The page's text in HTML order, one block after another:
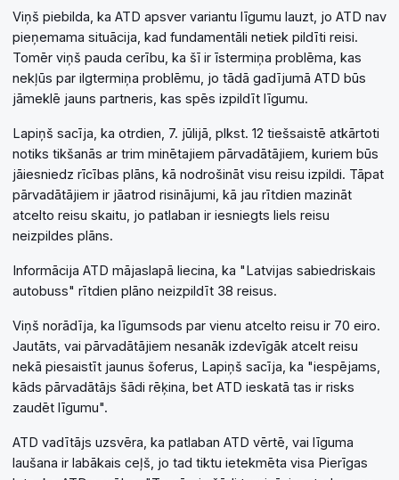
Viņš piebilda, ka ATD apsver variantu līgumu lauzt, jo ATD nav
pieņemama situācija, kad fundamentāli netiek pildīti reisi.
Tomēr viņš pauda cerību, ka šī ir īstermiņa problēma, kas
nekļūs par ilgtermiņa problēmu, jo tādā gadījumā ATD būs
jāmeklē jauns partneris, kas spēs izpildīt līgumu.
Lapiņš sacīja, ka otrdien, 7. jūlijā, plkst. 12 tiešsaistē atkārtoti
notiks tikšanās ar trim minētajiem pārvadātājiem, kuriem būs
jāiesniedz rīcības plāns, kā nodrošināt visu reisu izpildi. Tāpat
pārvadātājiem ir jāatrod risinājumi, kā jau rītdien mazināt
atcelto reisu skaitu, jo patlaban ir iesniegts liels reisu
neizpildes plāns.
Informācija ATD mājaslapā liecina, ka "Latvijas sabiedriskais
autobuss" rītdien plāno neizpildīt 38 reisus.
Viņš norādīja, ka līgumsods par vienu atcelto reisu ir 70 eiro.
Jautāts, vai pārvadātājiem nesanāk izdevīgāk atcelt reisu
nekā piesaistīt jaunus šoferus, Lapiņš sacīja, ka "iespējams,
kāds pārvadātājs šādi rēķina, bet ATD ieskatā tas ir risks
zaudēt līgumu".
ATD vadītājs uzsvēra, ka patlaban ATD vērtē, vai līguma
laušana ir labākais ceļš, jo tad tiktu ietekmēta visa Pierīgas